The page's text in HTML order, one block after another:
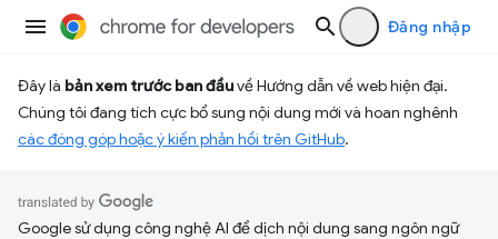
Đăng nhập
Đây là bản xem trước ban đầuvề Hướng dẫn về web hiện đại.
Chúng tôi đang tích cực bổ sung nội dung mới và hoan nghênh
các đóng góp hoặc ý kiến phản hồi trên GitHub.
Google sử dụng công nghệ AI để dịch nội dung sang ngôn ngữ